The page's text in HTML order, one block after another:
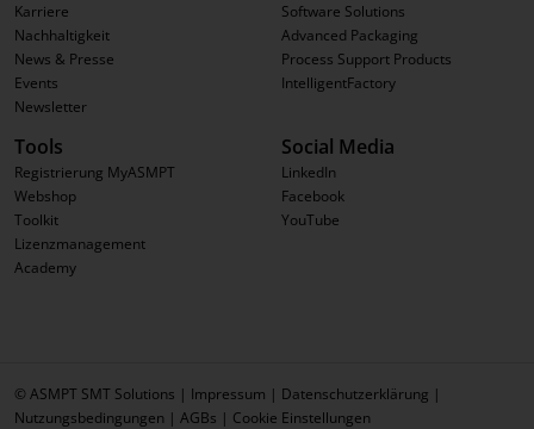
Karriere
Nachhaltigkeit
News & Presse
Events
Newsletter
Software Solutions
Advanced Packaging
Process Support Products
IntelligentFactory
Tools
Registrierung MyASMPT
Webshop
Toolkit
Lizenzmanagement
Academy
Social Media
LinkedIn
Facebook
YouTube
© ASMPT SMT Solutions | Impressum | Datenschutzerklärung |
Nutzungsbedingungen | AGBs | Cookie Einstellungen